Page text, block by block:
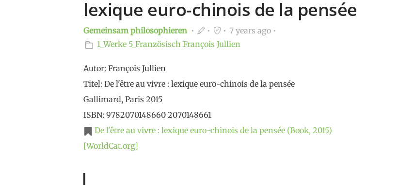
lexique euro-chinois de la pensée
Gemeinsam philosophieren
7 years ago
1_Werke 5_Französisch François Jullien
Autor: François Jullien
Titel: De l'être au vivre : lexique euro-chinois de la pensée
Gallimard, Paris 2015
ISBN: 9782070148660 2070148661
De l'être au vivre : lexique euro-chinois de la pensée (Book, 2015)
[WorldCat.org]